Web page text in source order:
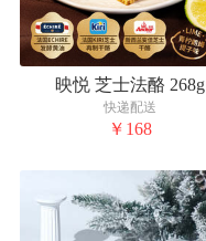
映悦 芝士法酪 268g
快递配送
￥168